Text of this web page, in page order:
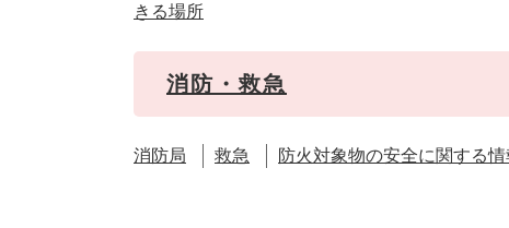
きる場所
消防・救急
消防局 救急 防火対象物の安全に関する情